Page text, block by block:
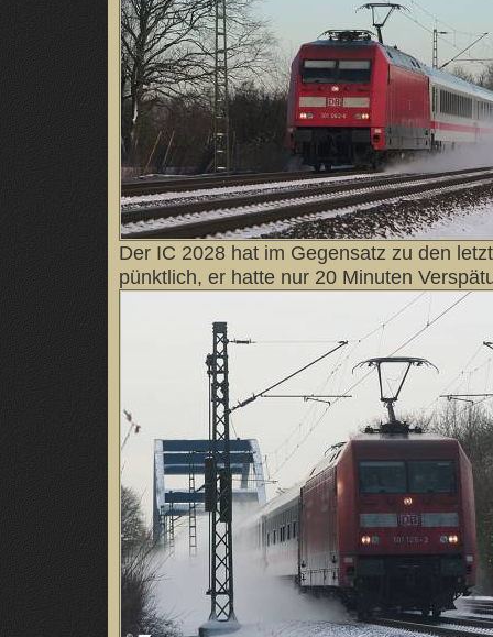
Der IC 2028 hat im Gegensatz zu den
pünktlich, er hatte nur 20 Minuten